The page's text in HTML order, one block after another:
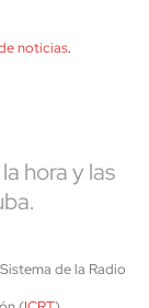
noticias.
hora y las
de la Radio